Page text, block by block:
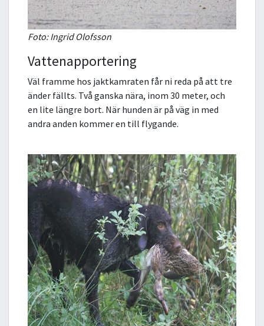
Foto: Ingrid Olofsson
Vattenapportering
Väl framme hos jaktkamraten får ni reda på att tre
änder fällts. Två ganska nära, inom 30 meter, och
en lite längre bort. När hunden är på väg in med
andra anden kommer en till flygande.